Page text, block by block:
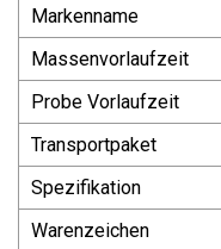
Markenname
Massenvorlaufzeit
Probe Vorlaufzeit
Transportpaket
Spezifikation
Warenzeichen